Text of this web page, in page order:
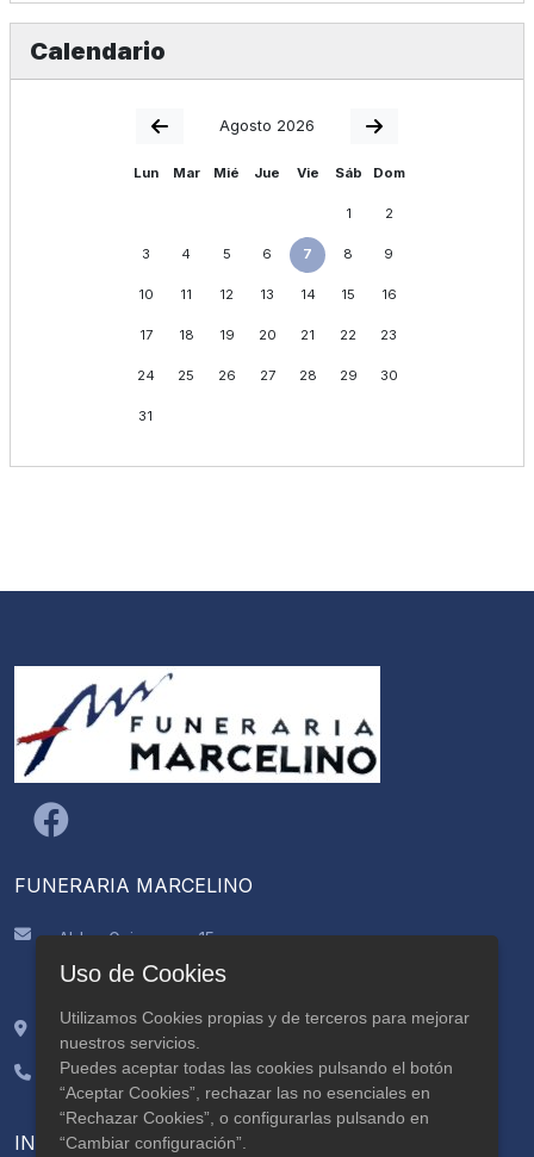
Calendario
Agosto 2026
Lun Mar Mié Jue Vie Sáb Dom
1 2
3 4 5 6 7 8 9
10 11 12 13 14 15 16
17 18 19 20 21 22 23
24 25 26 27 28 29 30
31
FUNERARIA MARCELINO
Aldea Guimarans, 15
CP: 15895, Ames
A Coruña
42.84464, -8.624765
981 883 356
629 559 205
INFORMACIÓN
Uso de Cookies
Utilizamos Cookies propias y de terceros para mejorar
nuestros servicios.
Puedes aceptar todas las cookies pulsando el botón
“Aceptar Cookies”, rechazar las no esenciales en
“Rechazar Cookies”, o configurarlas pulsando en
“Cambiar configuración”.